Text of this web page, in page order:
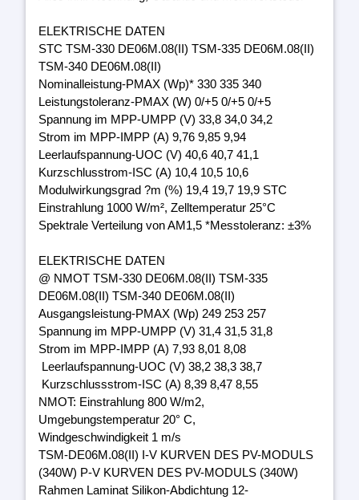
ELEKTRISCHE DATEN
STC TSM-330 DE06M.08(II) TSM-335 DE06M.08(II)
TSM-340 DE06M.08(II)
Nominalleistung-PMAX (Wp)* 330 335 340
Leistungstoleranz-PMAX (W) 0/+5 0/+5 0/+5
Spannung im MPP-UMPP (V) 33,8 34,0 34,2
Strom im MPP-IMPP (A) 9,76 9,85 9,94
Leerlaufspannung-UOC (V) 40,6 40,7 41,1
Kurzschlusstrom-ISC (A) 10,4 10,5 10,6
Modulwirkungsgrad ?m (%) 19,4 19,7 19,9 STC
Einstrahlung 1000 W/m², Zelltemperatur 25°C
Spektrale Verteilung von AM1,5 *Messtoleranz: ±3%
ELEKTRISCHE DATEN
@ NMOT TSM-330 DE06M.08(II) TSM-335
DE06M.08(II) TSM-340 DE06M.08(II)
Ausgangsleistung-PMAX (Wp) 249 253 257
Spannung im MPP-UMPP (V) 31,4 31,5 31,8
Strom im MPP-IMPP (A) 7,93 8,01 8,08
Leerlaufspannung-UOC (V) 38,2 38,3 38,7
Kurzschlussstrom-ISC (A) 8,39 8,47 8,55
NMOT: Einstrahlung 800 W/m2,
Umgebungstemperatur 20° C,
Windgeschwindigkeit 1 m/s
TSM-DE06M.08(II) I-V KURVEN DES PV-MODULS
(340W) P-V KURVEN DES PV-MODULS (340W)
Rahmen Laminat Silikon-Abdichtung 12-